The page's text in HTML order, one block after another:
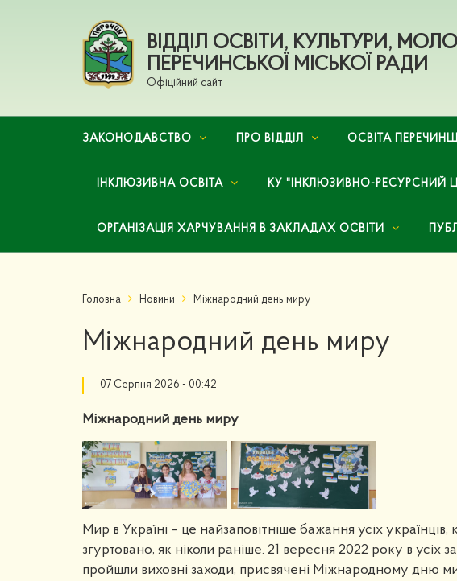
ВІДДІЛ ОСВІТИ, КУЛЬТУРИ,
ПЕРЕЧИНСЬКОЇ МІСЬКОЇ РАДИ
Офіційний сайт
ЗАКОНОДАВСТВО ПРО ВІДДІЛ ОСВІТА
ІНКЛЮЗИВНА ОСВІТА КУ "ІНКЛЮЗИВНО-РЕСУРСНИЙ
ОРГАНІЗАЦІЯ ХАРЧУВАННЯ В ЗАКЛАДАХ ОСВІТИ
Головна Новини Міжнародний день миру
Міжнародний день миру
07 Серпня 2026 - 00:42
Міжнародний день миру
Мир в Україні – це найзаповітніше бажання усіх
згуртовано, як ніколи раніше. 21 вересня 2022 року в усіх
пройшли виховні заходи, присвячені Міжнародному дню